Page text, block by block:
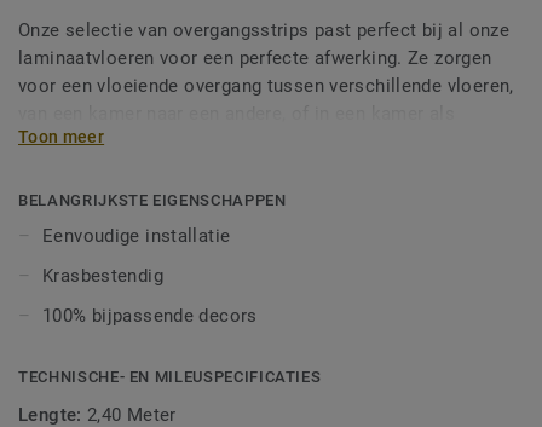
Onze selectie van overgangsstrips past perfect bij al onze
laminaatvloeren voor een perfecte afwerking. Ze zorgen
voor een vloeiende overgang tussen verschillende vloeren,
verschillende vloeren worden gebruikt. Onze
hout. Ze hebben een formaat van 10x44x2400 mm. Zeer
eenvoudig te installeren, ze zijn ook krasbestendig en
Toon meer
BELANGRIJKSTE EIGENSCHAPPEN
Eenvoudige installatie
Krasbestendig
100% bijpassende decors
TECHNISCHE- EN MILEUSPECIFICATIES
Lengte: 2,40 Meter